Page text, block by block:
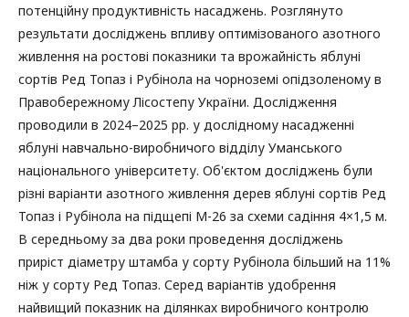
потенційну продуктивність насаджень. Розглянуто
результати досліджень впливу оптимізованого азотного
живлення на ростові показники та врожайність яблуні
сортів Ред Топаз і Рубінола на чорноземі опідзоленому в
Правобережному Лісостепу України. Дослідження
проводили в 2024–2025 рр. у дослідному насадженні
яблуні навчально-виробничого відділу Уманського
національного університету. Об'єктом досліджень були
різні варіанти азотного живлення дерев яблуні сортів Ред
Топаз і Рубінола на підщепі М-26 за схеми садіння 4×1,5 м.
В середньому за два роки проведення досліджень
приріст діаметру штамба у сорту Рубінола більший на 11%
ніж у сорту Ред Топаз. Серед варіантів удобрення
найвищий показник на ділянках виробничого контролю